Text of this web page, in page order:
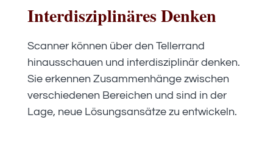
Interdisziplinäres Denken
Scanner können über den Tellerrand
hinausschauen und interdisziplinär denken.
Sie erkennen Zusammenhänge zwischen
verschiedenen Bereichen und sind in der
Lage, neue Lösungsansätze zu entwickeln.